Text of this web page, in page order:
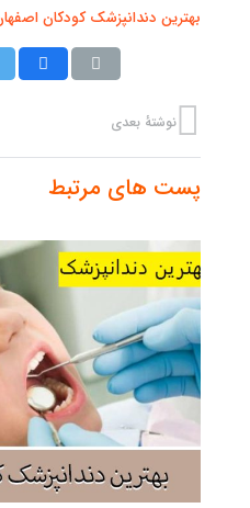
بهترین دندانپزشک کودکان
نوشتهٔ بعدی
پست های مرتبط